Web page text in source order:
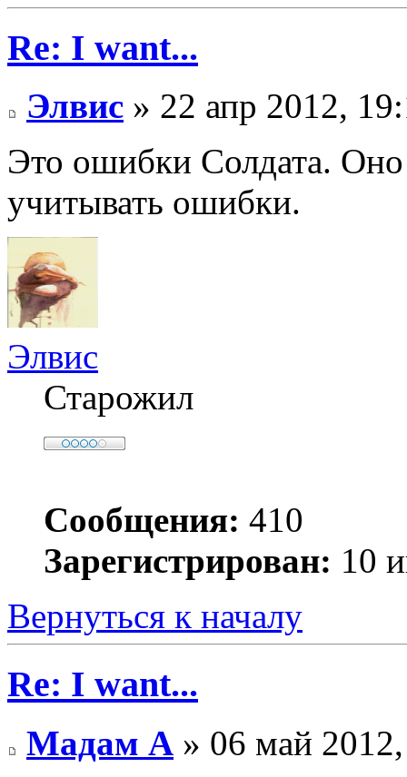
Re: I want...
Элвис » 22 апр 2012,
Это ошибки Солдата. Оно
учитывать ошибки.
Элвис
Старожил
Сообщения: 410
Зарегистрирован: 10
Вернуться к началу
Re: I want...
Мадам А » 06 май